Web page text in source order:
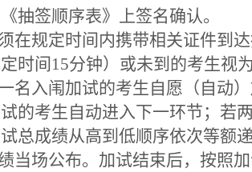
抽签顺序表》上签名确认。
在规定时间内携带相关证件到
时间15分钟）或未到的考生视
名入闱加试的考生自愿（自动
的考生自动进入下一环节；若
总成绩从高到低顺序依次等额
当场公布。加试结束后，按照